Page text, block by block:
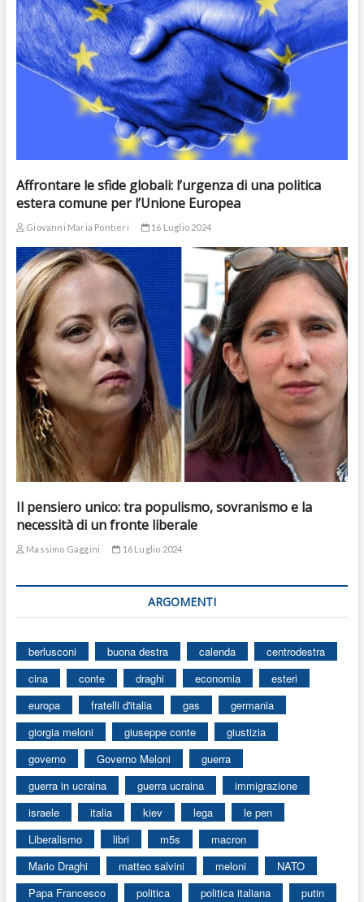
Affrontare le sfide globali: l’urgenza di una politica
estera comune per l’Unione Europea
Giovanni Maria Pontieri 16 Luglio 2024
Il pensiero unico: tra populismo, sovranismo e la
necessità di un fronte liberale
Massimo Gaggini 16 Luglio 2024
ARGOMENTI
berlusconi buona destra calenda
centrodestra
cina
conte draghi economia
esteri
europa
fratelli d'italia gas
germania
giorgia meloni
giuseppe conte
giustizia
governo
Governo Meloni
guerra
guerra in ucraina
guerra ucraina
immigrazione
israele
italia kiev lega
le pen
Liberalismo
libri m5s
macron
Mario Draghi
matteo salvini meloni
NATO
Papa Francesco
politica politica italiana
putin